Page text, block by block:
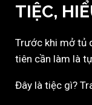
TIỆC,
Trước khi mở tủ
tiên cần làm là
Đây là tiệc gì?